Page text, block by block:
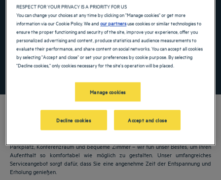
Navigate forward to interact with the calendar and select a date. Press the
Navigate backward to interact with the
FINDEN SIE EIN HOTEL
Spezialcode hinzufügen
Parkplatz, Konferenzraum und bequeme Zimmer – wir tun unser Bestes, um Ihren
Aufenthalt so komfortabel wie möglich zu gestalten. Unser umfangreiches
Serviceangebot sorgt dafür, dass Sie eine angenehme Zeit der Entspannung und
Erholung genießen.
RESPECT FOR YOUR PRIVACY IS A PRIORITY FOR US
You can change your choices at any time by clicking on "Manage cookies" or get more
information via our Cookie Policy. We andour partnersuse cookies or similar technologies to
ensure the proper functioning and security of the site, improve your experience, offer you
personalized advertising and content, produce statistics and audience measurements to
evaluate their performance, and share content on social networks. You can accept all cookies
by selecting "Accept and close" or set your preferences by cookie purpose. By selecting
"Decline cookies," only cookies necessary for the site's operation will be placed.
Manage cookies
Decline cookies Accept and close